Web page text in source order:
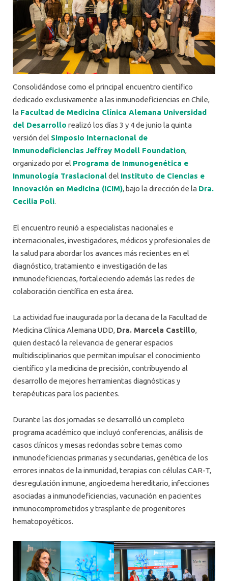
Consolidándose como el principal encuentro científico
dedicado exclusivamente a las inmunodeficiencias en Chile,
la Facultad de Medicina Clínica Alemana Universidad
del Desarrollo realizó los días 3 y 4 de junio la quinta
versión del Simposio Internacional de
Inmunodeficiencias Jeffrey Modell Foundation,
organizado por el Programa de Inmunogenética e
Inmunología Traslacionaldel Instituto de Ciencias e
Innovación en Medicina (ICIM), bajo la dirección de la Dra.
Cecilia Poli.
El encuentro reunió a especialistas nacionales e
internacionales, investigadores, médicos y profesionales de
la salud para abordar los avances más recientes en el
diagnóstico, tratamiento e investigación de las
inmunodeficiencias, fortaleciendo además las redes de
colaboración científica en esta área.
La actividad fue inaugurada por la decana de la Facultad de
Medicina Clínica Alemana UDD, Dra. Marcela Castillo,
quien destacó la relevancia de generar espacios
multidisciplinarios que permitan impulsar el conocimiento
científico y la medicina de precisión, contribuyendo al
desarrollo de mejores herramientas diagnósticas y
terapéuticas para los pacientes.
Durante las dos jornadas se desarrolló un completo
programa académico que incluyó conferencias, análisis de
casos clínicos y mesas redondas sobre temas como
inmunodeficiencias primarias y secundarias, genética de los
errores innatos de la inmunidad, terapias con células CAR-T,
desregulación inmune, angioedema hereditario, infecciones
asociadas a inmunodeficiencias, vacunación en pacientes
inmunocomprometidos y trasplante de progenitores
hematopoyéticos.